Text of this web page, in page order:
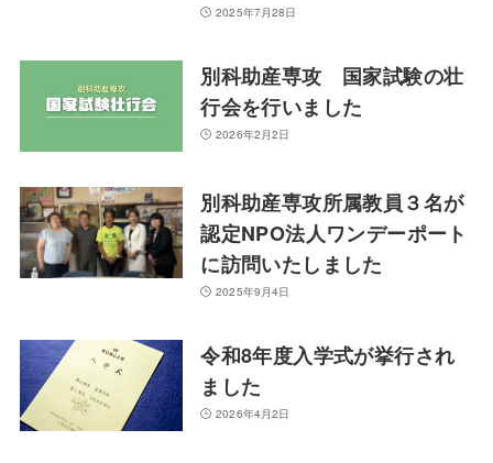
2025年7月28日
別科助産専攻 国家試験の壮
行会を行いました
2026年2月2日
別科助産専攻所属教員３名が
認定NPO法人ワンデーポート
に訪問いたしました
2025年9月4日
令和8年度入学式が挙行され
ました
2026年4月2日